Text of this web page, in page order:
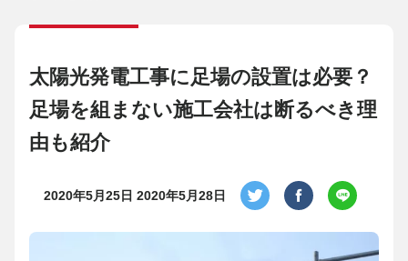
太陽光発電工事に足場の設置は必要？
足場を組まない施工会社は断るべき理
由も紹介
2020年5月25日 2020年5月28日